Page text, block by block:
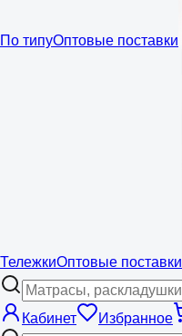
По типуОптовые поставки
ТележкиОптовые поставки
Кабинет
Избранное